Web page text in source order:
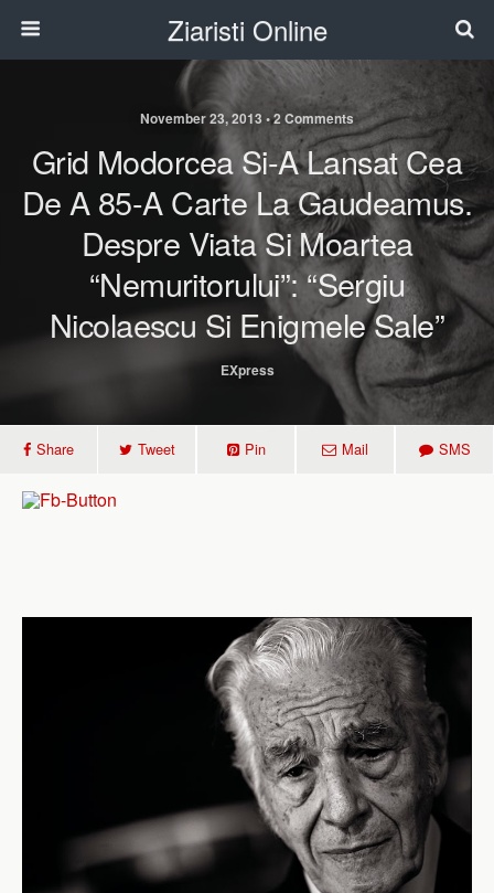
Ziaristi Online
November 23, 2013 • 2 Comments
Grid Modorcea Si-A Lansat Cea
De A 85-A Carte La Gaudeamus.
Despre Viata Si Moartea
“Nemuritorului”: “Sergiu
Nicolaescu Si Enigmele Sale”
EXpress
Share Tweet Pin Mail SMS